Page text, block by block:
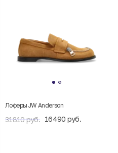
Лоферы JW Anderson
31810 руб. 16490 руб.